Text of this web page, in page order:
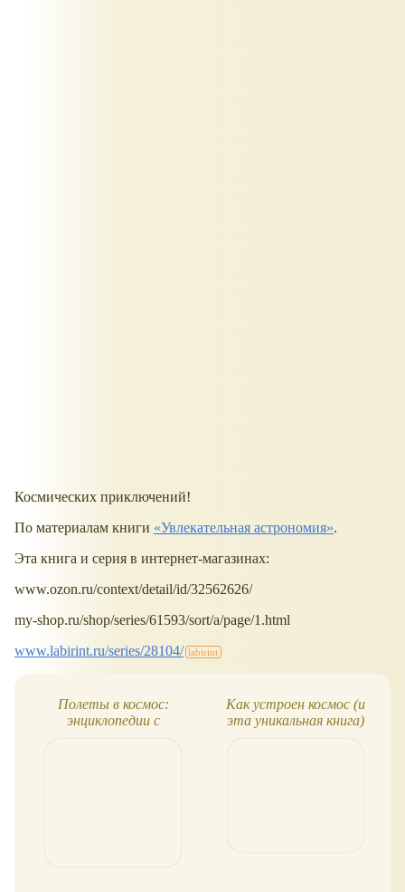
Космических приключений!
По материалам книги «Увлекательная астрономия».
Эта книга и серия в интернет-магазинах:
www.ozon.ru/context/detail/id/32562626/
my-shop.ru/shop/series/61593/sort/a/page/1.html
www.labirint.ru/series/28104/
Полеты в космос:
энциклопедии с
Как устроен космос (и
эта уникальная книга)